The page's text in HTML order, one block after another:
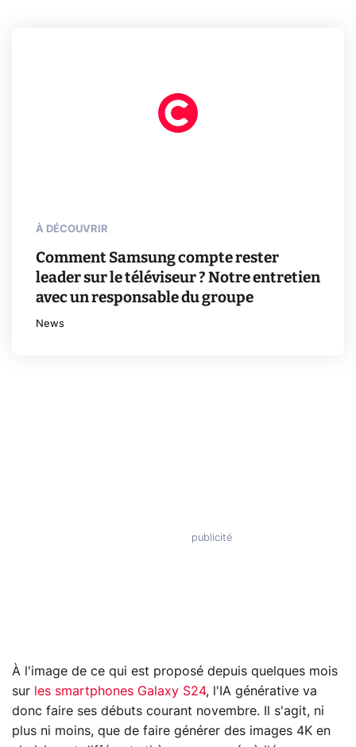
À DÉCOUVRIR
Comment Samsung compte rester
leader sur le téléviseur ? Notre entretien
avec un responsable du groupe
News
À l'image de ce qui est proposé depuis quelques mois
sur les smartphones Galaxy S24, l'IA générative va
donc faire ses débuts courant novembre. Il s'agit, ni
plus ni moins, que de faire générer des images 4K en